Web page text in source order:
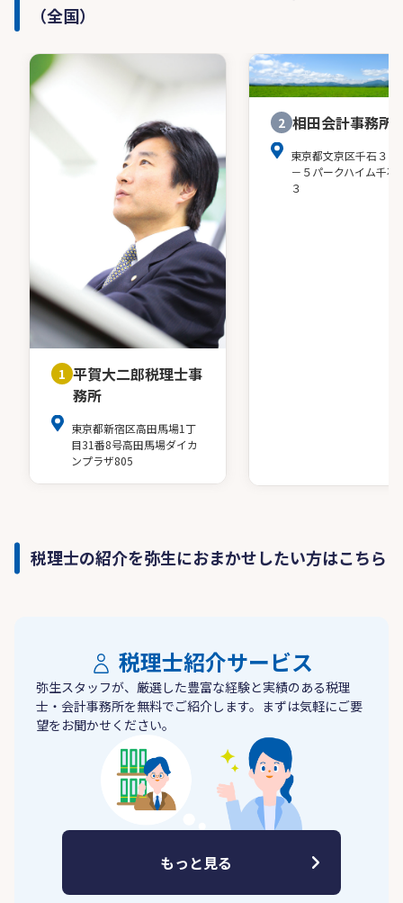
（全国）
1 平賀大二郎税理士事
務所
東京都新宿区高田馬場1丁
目31番8号高田馬場ダイカ
ンプラザ805
2 相田会計事務所
東京都文京区千石３－
－５パークハイム千石
３
税理士の紹介を弥生におまかせしたい方はこちら
税理士紹介サービス
弥生スタッフが、厳選した豊富な経験と実績のある税理
士・会計事務所を無料でご紹介します。まずは気軽にご要
望をお聞かせください。
もっと見る